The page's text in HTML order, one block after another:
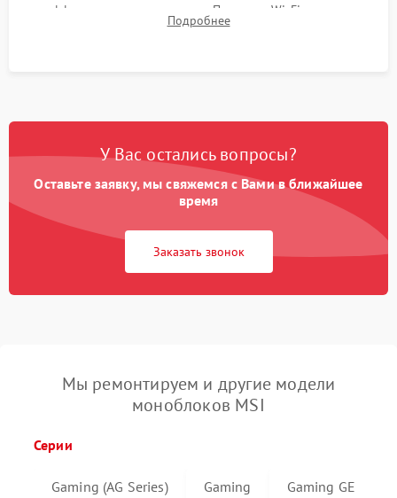
эффективности охлаждения. Проверка Wi-Fi, камеры,
микрофона и всех портов перед выдачей устройства.
Подробнее
У Вас остались вопросы?
Оставьте заявку, мы свяжемся с Вами в ближайшее
время
Заказать звонок
Мы ремонтируем и другие модели
моноблоков MSI
Серии
Gaming (AG Series) Gaming Gaming GE